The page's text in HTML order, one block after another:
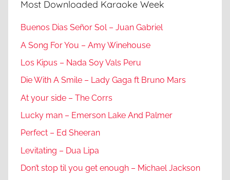
Most Downloaded Karaoke Week
Buenos Dias Señor Sol – Juan Gabriel
A Song For You – Amy Winehouse
Los Kipus – Nada Soy Vals Peru
Die With A Smile – Lady Gaga ft Bruno Mars
At your side – The Corrs
Lucky man – Emerson Lake And Palmer
Perfect – Ed Sheeran
Levitating – Dua Lipa
Don’t stop til you get enough – Michael Jackson